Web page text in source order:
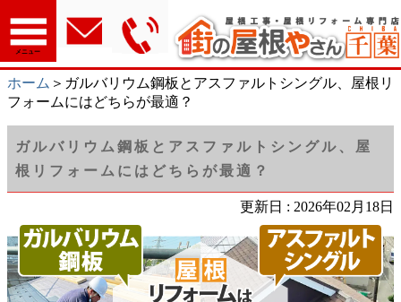
メニュー
ホーム ＞ガルバリウム鋼板とアスファルトシングル、屋根リ
フォームにはどちらが最適？
ガルバリウム鋼板とアスファルトシングル、屋
根リフォームにはどちらが最適？
更新日 : 2026年02月18日